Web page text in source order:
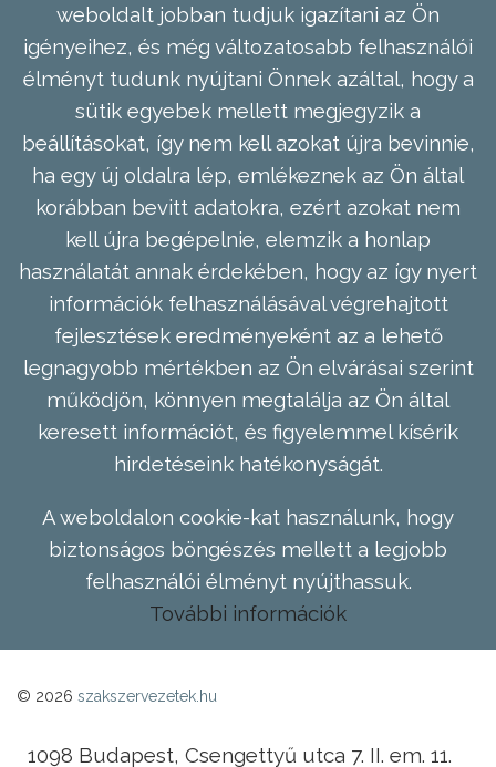
weboldalt jobban tudjuk igazítani az Ön
igényeihez, és még változatosabb felhasználói
élményt tudunk nyújtani Önnek azáltal, hogy a
sütik egyebek mellett megjegyzik a
beállításokat, így nem kell azokat újra bevinnie,
ha egy új oldalra lép, emlékeznek az Ön által
korábban bevitt adatokra, ezért azokat nem
kell újra begépelnie, elemzik a honlap
használatát annak érdekében, hogy az így nyert
információk felhasználásával végrehajtott
fejlesztések eredményeként az a lehető
legnagyobb mértékben az Ön elvárásai szerint
működjön, könnyen megtalálja az Ön által
keresett információt, és figyelemmel kísérik
hirdetéseink hatékonyságát.
A weboldalon cookie-kat használunk, hogy
biztonságos böngészés mellett a legjobb
felhasználói élményt nyújthassuk.
További információk
© 2026 szakszervezetek.hu
1098 Budapest, Csengettyű utca 7. II. em. 11.